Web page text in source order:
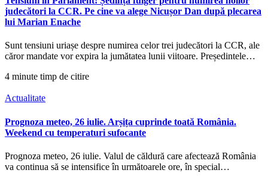
judecători la CCR. Pe cine va alege Nicușor Dan după plecarea
lui Marian Enache
Sunt tensiuni uriașe despre numirea celor trei judecători la CCR, ale
căror mandate vor expira la jumătatea lunii viitoare. Președintele…
4 minute timp de citire
Actualitate
Prognoza meteo, 26 iulie. Arșița cuprinde toată România.
Weekend cu temperaturi sufocante
Prognoza meteo, 26 iulie. Valul de căldură care afectează România
va continua să se intensifice în următoarele ore, în special…